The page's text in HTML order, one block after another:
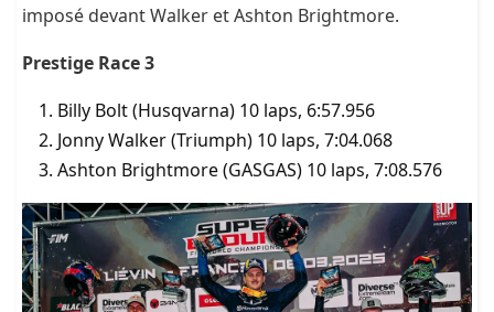
imposé devant Walker et Ashton Brightmore.
Prestige Race 3
Billy Bolt (Husqvarna) 10 laps, 6:57.956
Jonny Walker (Triumph) 10 laps, 7:04.068
Ashton Brightmore (GASGAS) 10 laps, 7:08.576